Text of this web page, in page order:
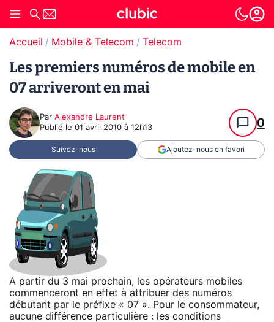
Accueil Mobile & Telecom Telecom
Les premiers numéros de mobile en
07 arriveront en mai
Par Alexandre Laurent
Publié le 01 avril 2010 à 12h13 0
Suivez-nous Ajoutez-nous en favori
A partir du 3 mai prochain, les opérateurs mobiles
commenceront en effet à attribuer des numéros
débutant par le préfixe « 07 ». Pour le consommateur,
aucune différence particulière : les conditions